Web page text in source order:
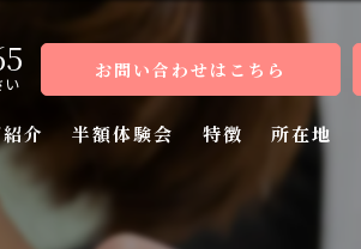
い
お問い合わせはこちら
介 半額体験会 特徴 所在地